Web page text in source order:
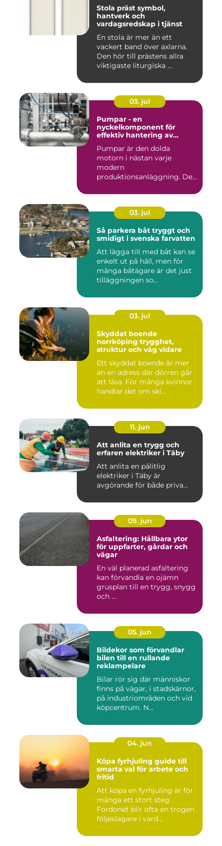
Stola präst symbol,
hantverk och
vardagsredskap i tjänst
En stola är mer än ett
vackert band över axlarna.
Den hör till prästens allra
viktigaste liturgiska ...
03. jul
Pumpar - en
nyckelkomponent för
effektiv hantering av
Pumpar är den dolda
motorn i nästan varje
modern
produktionsanläggning. De
03. jul
Så parkera båt tryggt och
smidigt i svenska farvatten
Att lägga till med båt kan se
enkelt ut på håll, men för
många båtägare är det just
tilläggningen so...
03. jul
Skyddat boende
norrköping trygghet,
struktur och väg vidare
Ett skyddat boende är mer
än en adress där dörren går
att låsa. För många kvinnor
handlar det om ski...
11. jun
Att anlita en trygg och
erfaren elektriker i Täby
Att anlita en pålitlig
elektriker i Täby är
avgörande för både priva...
09. jun
Asfaltering: Hållbara ytor
för uppfarter, gårdar och
vägar
En väl planerad asfaltering
kan förvandla en ojämn
grusplan till en trygg, snygg
och ...
05. jun
Bildekor som förvandlar
bilen till en rullande
reklampelare
Bilar rör sig där människor
finns på vägar, i stadskärnor,
på industriområden och vid
köpcentrum. N...
04. jun
Köpa fyrhjuling guide till
smarta val för arbete och
fritid
Att köpa en fyrhjuling är för
många ett stort steg.
Fordonet blir ofta en trogen
följeslagare i vard...